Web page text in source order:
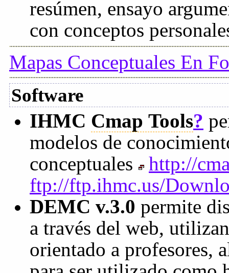
resúmen, ensayo
con conceptos
Mapas Conceptuales En
Software
IHMC Cmap Tools?
modelos de
conceptuales
http://
ftp://ftp.ihmc.us/
DEMC v.3.0 permite
a través del web,
orientado a profesores,